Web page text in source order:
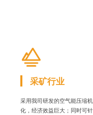
采矿行业
采用我司研发的空气能压缩
化，经济效益巨大；同时可